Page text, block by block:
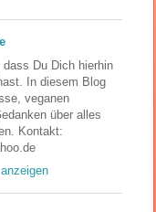
dass Du Dich hierhin
In diesem Blog
veganen
über alles
Kontakt: